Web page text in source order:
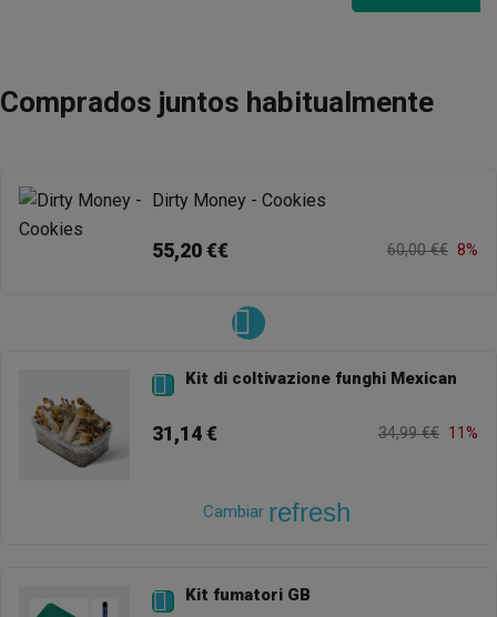
Comprados juntos habitualmente
Dirty Money - Cookies
55,20 €€ 60,00 €€ 8%
 Kit di coltivazione funghi Mexican
31,14 € 34,99 €€ 11%
Cambiar refresh
 Kit fumatori GB